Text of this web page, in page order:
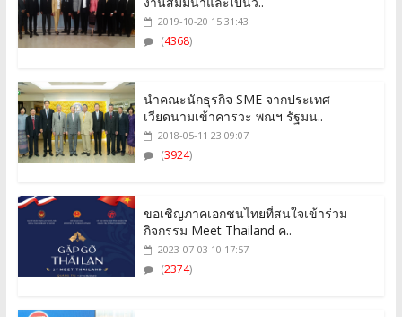
2019-10-20 15:31:43
(4368)
นำคณะนักธุรกิจ SME จากประเทศ
เวียดนามเข้าคารวะ พณฯ รัฐมน..
2018-05-11 23:09:07
(3924)
ขอเชิญภาคเอกชนไทยที่สนใจเข้าร่วม
กิจกรรม Meet Thailand ค..
2023-07-03 10:17:57
(2374)